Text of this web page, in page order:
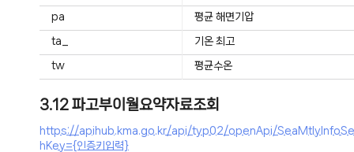
pa 평균 해면기압
ta_ 기온 최고
tw 평균수온
3.12 파고부이월요약자료조회
https://apihub.kma.go.kr/api/typ02/openApi/
hKey={인증키입력}